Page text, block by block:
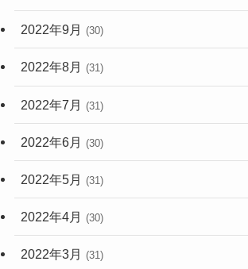
2022年9月 (30)
2022年8月 (31)
2022年7月 (31)
2022年6月 (30)
2022年5月 (31)
2022年4月 (30)
2022年3月 (31)